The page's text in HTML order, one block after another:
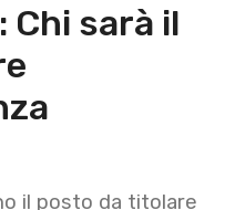
Chi sarà il
il posto da titolare